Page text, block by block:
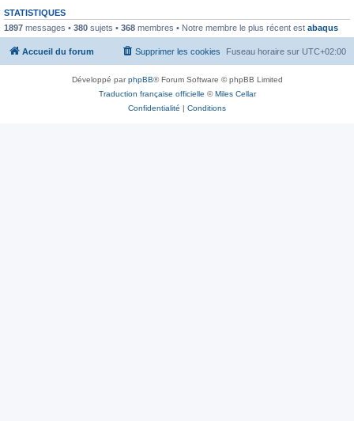
STATISTIQUES
1897 messages • 380 sujets • 368 membres • Notre membre le plus récent est abaqus
Accueil du forum Fuseau horaire sur UTC+02:00
Supprimer les cookies
Développé parphpBB® Forum Software © phpBB Limited
Traduction française officielle ©Miles Cellar
Confidentialité | Conditions